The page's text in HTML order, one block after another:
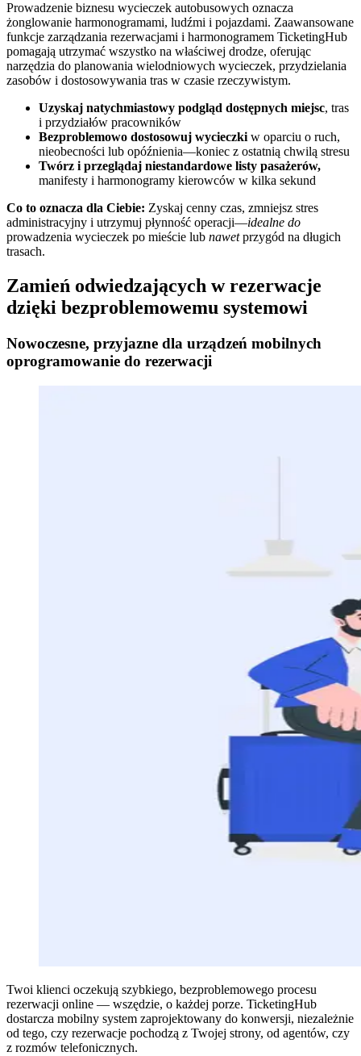
Prowadzenie biznesu wycieczek autobusowych oznacza
żonglowanie harmonogramami, ludźmi i pojazdami. Zaawansowane
funkcje zarządzania rezerwacjami i harmonogramem TicketingHub
pomagają utrzymać wszystko na właściwej drodze, oferując
narzędzia do planowania wielodniowych wycieczek, przydzielania
zasobów i dostosowywania tras w czasie rzeczywistym.
Uzyskaj natychmiastowy podgląd dostępnych miejsc, tras
i przydziałów pracowników
Bezproblemowo dostosowuj wycieczki w oparciu o ruch,
nieobecności lub opóźnienia—koniec z ostatnią chwilą stresu
Twórz i przeglądaj niestandardowe listy pasażerów,
manifesty i harmonogramy kierowców w kilka sekund
Co to oznacza dla Ciebie: Zyskaj cenny czas, zmniejsz stres
administracyjny i utrzymuj płynność operacji—idealne do
prowadzenia wycieczek po mieście lub nawetprzygód na długich
trasach.
Zamień odwiedzających w rezerwacje
dzięki bezproblemowemu systemowi
Nowoczesne, przyjazne dla urządzeń mobilnych
oprogramowanie do rezerwacji
Twoi klienci oczekują szybkiego, bezproblemowego procesu
rezerwacji online — wszędzie, o każdej porze. TicketingHub
dostarcza mobilny system zaprojektowany do konwersji, niezależnie
od tego, czy rezerwacje pochodzą z Twojej strony, od agentów, czy
z rozmów telefonicznych.